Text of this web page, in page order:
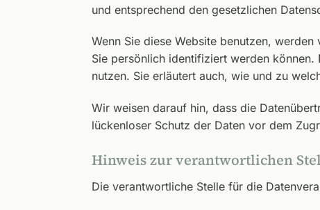
und entsprechend den gesetzlichen
Wenn Sie diese Website benutzen,
Sie persönlich identifiziert werden
nutzen. Sie erläutert auch, wie und zu
Wir weisen darauf hin, dass die
lückenloser Schutz der Daten vor dem
Hinweis zur verantwortlichen
Die verantwortliche Stelle für die